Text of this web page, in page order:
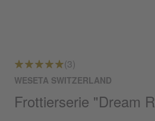
(3)
WESETA SWITZERLAND
Frottierserie "Dream